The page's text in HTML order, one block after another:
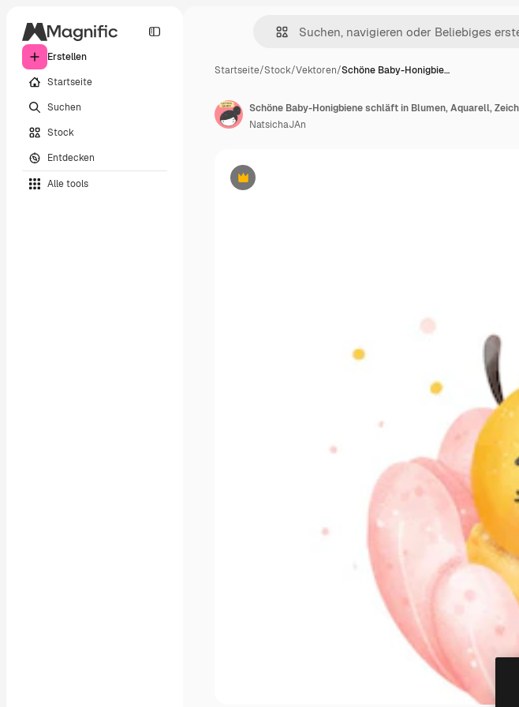
Erstellen
Startseite
Suchen
Stock
Entdecken
Alle tools
Startseite/Stock/Vektoren/Schöne Baby-Honigbie…
Premium
NatsichaJAn